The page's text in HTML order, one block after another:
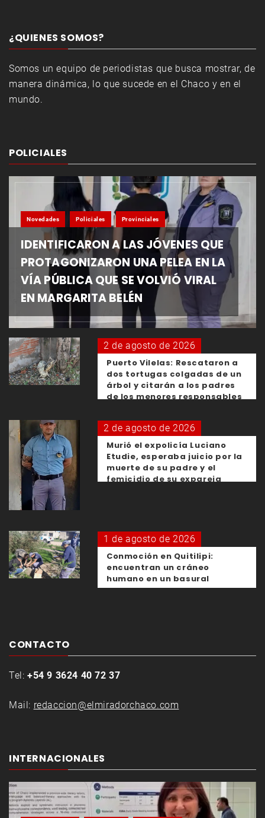
¿QUIENES SOMOS?
Somos un equipo de periodistas que busca mostrar, de
manera dinámica, lo que sucede en el Chaco y en el
mundo.
POLICIALES
Novedades Policiales Provinciales
IDENTIFICARON A LAS JÓVENES QUE
PROTAGONIZARON UNA PELEA EN LA
VÍA PÚBLICA QUE SE VOLVIÓ VIRAL
EN MARGARITA BELÉN
2 de agosto de 2026
Puerto Vilelas: Rescataron a
dos tortugas colgadas de un
árbol y citarán a los padres
de los menores responsables
2 de agosto de 2026
Murió el expolicía Luciano
Etudie, esperaba juicio por la
muerte de su padre y el
femicidio de su expareja
1 de agosto de 2026
Conmoción en Quitilipi:
encuentran un cráneo
humano en un basural
CONTACTO
Tel: +54 9 3624 40 72 37
Mail: redaccion@elmiradorchaco.com
INTERNACIONALES